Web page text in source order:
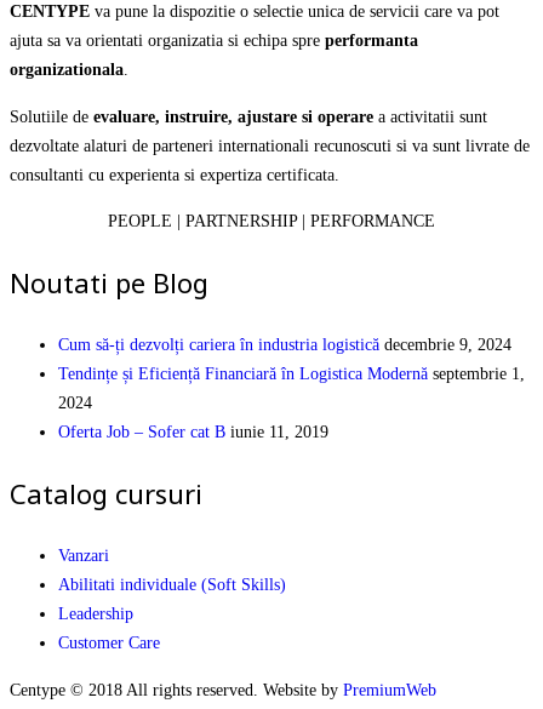
CENTYPE va pune la dispozitie o selectie unica de servicii care va pot
ajuta sa va orientati organizatia si echipa spre performanta
organizationala.
Solutiile de evaluare, instruire, ajustare si operare a activitatii sunt
dezvoltate alaturi de parteneri internationali recunoscuti si va sunt livrate de
consultanti cu experienta si expertiza certificata.
PEOPLE | PARTNERSHIP | PERFORMANCE
Noutati pe Blog
Cum să-ți dezvolți cariera în industria logistică decembrie 9, 2024
Tendințe și Eficiență Financiară în Logistica Modernă septembrie 1,
2024
Oferta Job – Sofer cat B iunie 11, 2019
Catalog cursuri
Vanzari
Abilitati individuale (Soft Skills)
Leadership
Customer Care
Centype © 2018 All rights reserved. Website by PremiumWeb